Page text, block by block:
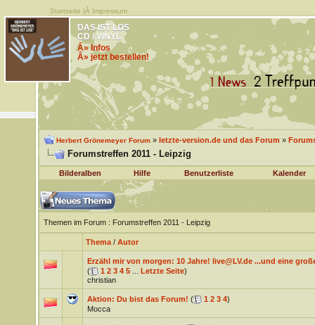
Startseite |Â Impressum
DAS IST LOS
CD / VINYL
Â» Infos
Â» jetzt bestellen!
Herbert Grönemeyer Forum» letzte-version.de und das Forum »
Forumstreffen 2011 - Leipzig
Bilderalben Hilfe Benutzerliste Kalender
Themen im Forum: Forumstreffen 2011 - Leipzig
Thema/ Autor
Erzähl mir von morgen: 10 Jahre! live@LV.de ...und eine
(
1 2 3 4 5... Letzte Seite)
christian
Aktion: Du bist das Forum! ( 1 2 3 4)
Mocca